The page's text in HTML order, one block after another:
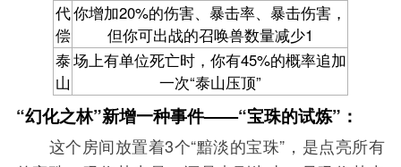
代
偿
你增加20%的伤害、暴击率、暴击伤害，
但你可出战的召唤兽数量减少1
泰
山
场上有单位死亡时，你有45%的概率追加
一次“泰山压顶”
“幻化之林”新增一种事件——“宝珠的试炼”：
这个房间放置着3个“黯淡的宝珠”，是点亮所有